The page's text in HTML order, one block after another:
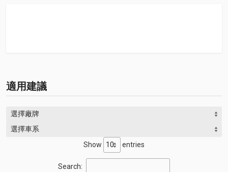
適用建議
選擇廠牌
選擇車系
Show
entries
Search: